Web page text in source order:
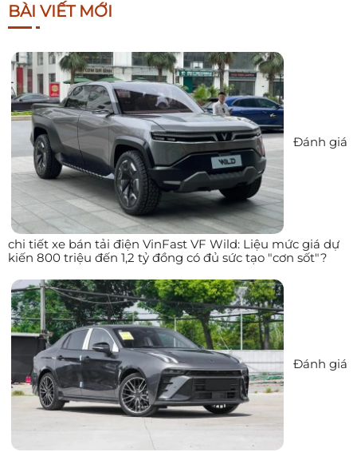
BÀI VIẾT MỚI
Đánh giá
chi tiết xe bán tải điện VinFast VF Wild: Liệu mức giá dự
kiến 800 triệu đến 1,2 tỷ đồng có đủ sức tạo "cơn sốt"?
Đánh giá